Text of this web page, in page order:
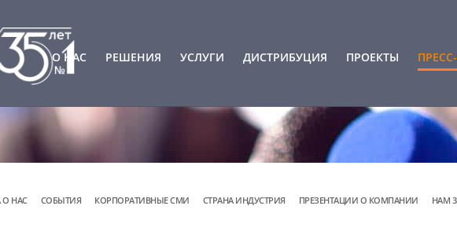
О НАС РЕШЕНИЯ УСЛУГИ ДИСТРИБУЦИЯ ПРОЕКТЫ
О НАС СОБЫТИЯ КОРПОРАТИВНЫЕ СМИ СТРАНА ИНДУСТРИЯ ПРЕЗЕНТАЦИИ О КОМПАНИИ НАМ